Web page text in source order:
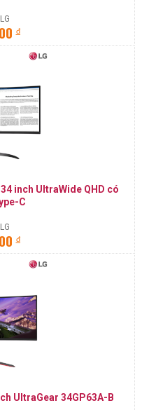
đ
inch UltraWide QHD có
C
đ
UltraGear 34GP63A-B